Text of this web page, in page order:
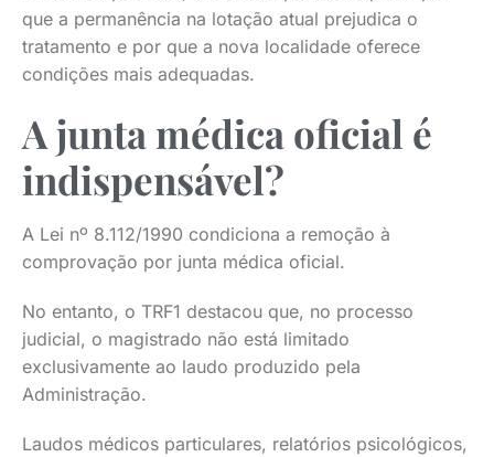
que a permanência na lotação atual prejudica o
tratamento e por que a nova localidade oferece
condições mais adequadas.
A junta médica oficial é
indispensável?
A Lei nº 8.112/1990 condiciona a remoção à
comprovação por junta médica oficial.
No entanto, o TRF1 destacou que, no processo
judicial, o magistrado não está limitado
exclusivamente ao laudo produzido pela
Administração.
Laudos médicos particulares, relatórios psicológicos,